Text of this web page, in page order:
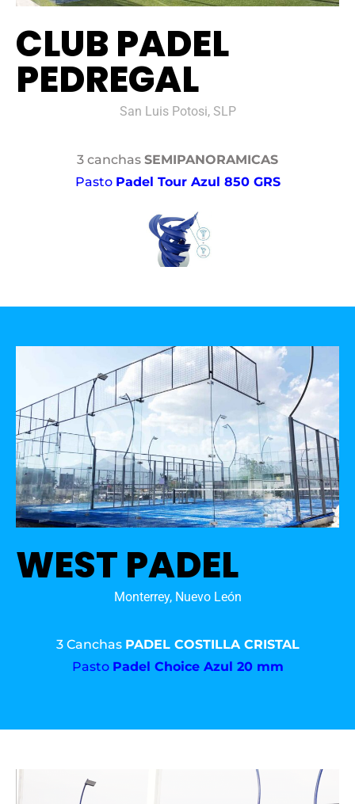
CLUB PADEL
PEDREGAL
San Luis Potosi, SLP
3 canchas SEMIPANORAMICAS
Pasto Padel Tour Azul 850 GRS
WEST PADEL
Monterrey, Nuevo León
3 Canchas PADEL COSTILLA CRISTAL
Pasto Padel Choice Azul 20 mm